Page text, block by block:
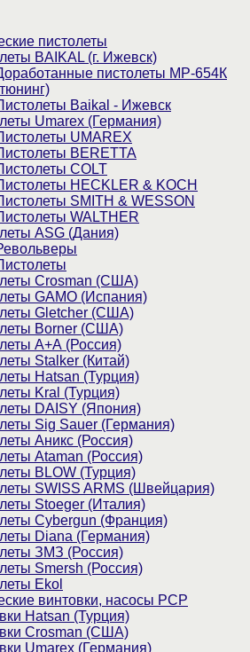
пистолеты
BAIKAL (г. Ижевск)
пистолеты МР-654К
Baikal - Ижевск
Umarex (Германия)
UMAREX
BERETTA
COLT
HECKLER & KOCH
SMITH & WESSON
WALTHER
ASG (Дания)
Crosman (США)
GAMO (Испания)
Gletcher (США)
Borner (США)
А+А (Россия)
Stalker (Китай)
Hatsan (Турция)
Kral (Турция)
DAISY (Япония)
Sig Sauer (Германия)
Аникс (Россия)
Ataman (Россия)
BLOW (Турция)
SWISS ARMS (Швейцария)
Stoeger (Италия)
Cybergun (Франция)
Diana (Германия)
ЗМЗ (Россия)
Smersh (Россия)
Ekol
винтовки, насосы PCP
Hatsan (Турция)
Crosman (США)
Umarex (Германия)